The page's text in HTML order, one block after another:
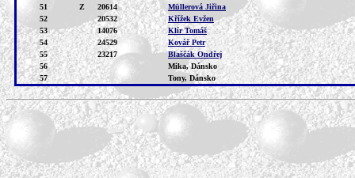
51
Z 20614
Müllerová Jiřina
52
20532
Křížek Evžen
53
14076
Klír Tomáš
54
24529
Kovář Petr
55
23217
Blaščák Ondřej
56
Mika, Dánsko
57
Tony, Dánsko